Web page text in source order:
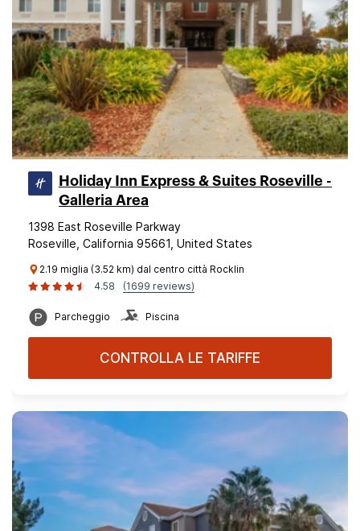
Holiday Inn Express & Suites Roseville -
Galleria Area
1398 East Roseville Parkway
Roseville, California 95661, United States
2.19 miglia (3.52 km) dal centro città Rocklin
4.58
(1699 reviews)
Parcheggio Piscina
CONTROLLA LE TARIFFE